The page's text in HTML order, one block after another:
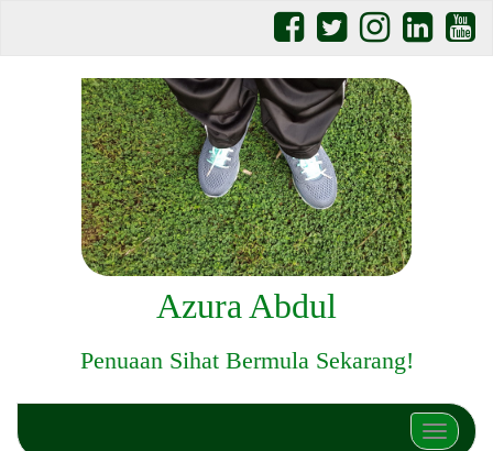
Azura Abdul
Penuaan Sihat Bermula Sekarang!
Toggle